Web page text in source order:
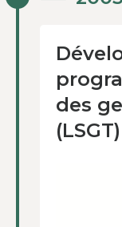
2003
des
(LSGT)